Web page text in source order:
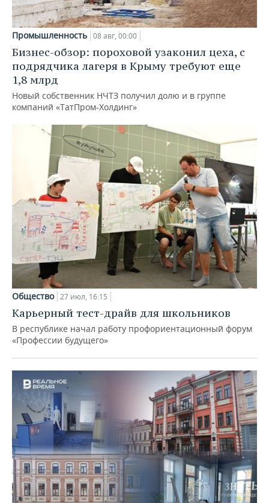
Промышленность 08 авг, 00:00
Бизнес-обзор: пороховой узаконил цеха, с
подрядчика лагеря в Крыму требуют еще
1,8 млрд
Новый собственник НЧТЗ получил долю и в группе
компаний «ТатПром-Холдинг»
Общество 27 июл, 16:15
Карьерный тест-драйв для школьников
В республике начал работу профориентационный форум
«Профессии будущего»